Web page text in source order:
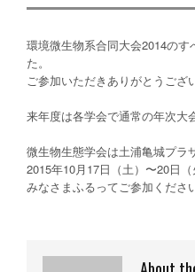
環境微生物系合同大会2014の
た。
ご参加いただきありがとうござ
来年度は各学会で通常の年次大
微生物生態学会は土浦亀城プラ
2015年10月17日（土）〜20日（
みなさまふるってご参加ください